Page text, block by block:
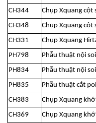
CH344
Chụp Xquang cột
CH348
Chụp Xquang
CH331
Chụp Xquang
PH798
Phẫu thuật nội
PH834
Phẫu thuật nội
PH835
Phẫu thuật cắt
CH383
Chụp Xquang
CH369
Chụp Xquang